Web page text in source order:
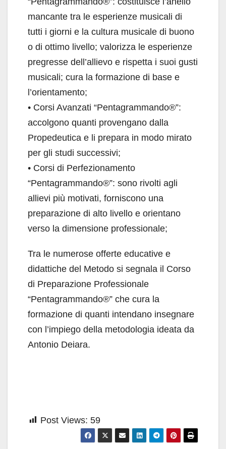
mancante tra le esperienze musicali di
tutti i giorni e la cultura musicale di buono
o di ottimo livello; valorizza le esperienze
pregresse dell’allievo e rispetta i suoi gusti
musicali; cura la formazione di base e
l’orientamento;
• Corsi Avanzati “Pentagrammando®”:
accolgono quanti provengano dalla
Propedeutica e li prepara in modo mirato
per gli studi successivi;
• Corsi di Perfezionamento
“Pentagrammando®”: sono rivolti agli
allievi più motivati, forniscono una
preparazione di alto livello e orientano
verso la dimensione professionale;
Tra le numerose offerte educative e
didattiche del Metodo si segnala il Corso
di Preparazione Professionale
“Pentagrammando®” che cura la
formazione di quanti intendano insegnare
con l’impiego della metodologia ideata da
Antonio Deiara.
Post Views: 59